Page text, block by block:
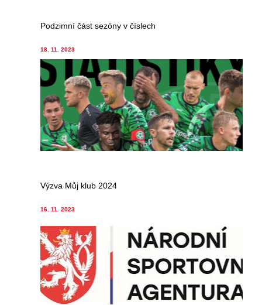
Podzimní část sezóny v číslech
18. 11. 2023
Výzva Můj klub 2024
16. 11. 2023